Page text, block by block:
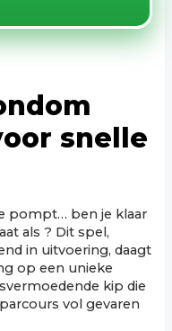
snelle
pompt… ben je klaar
als? Dit spel,
in uitvoering, daagt
op een unieke
kip die
vol gevaren